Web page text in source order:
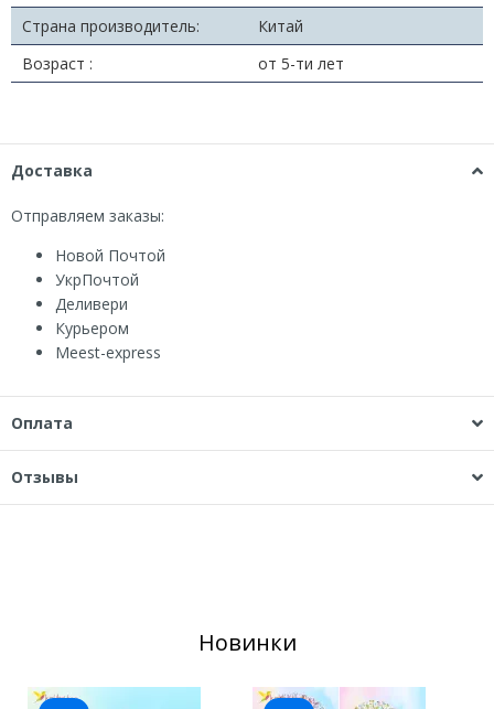
Страна производитель:
Китай
Возраст :
от 5-ти лет
Доставка
Отправляем заказы:
Новой Почтой
УкрПочтой
Деливери
Курьером
Мeest-express
Оплата
Отзывы
Новинки